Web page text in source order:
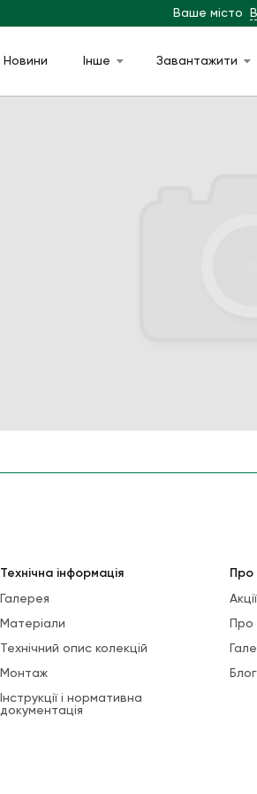
Ваше місто
Новини Інше Завантажити
Технічна інформація
Галерея
Матеріали
Технічний опис колекцій
Монтаж
Інструкції і нормативна
документація
Про
Акції
Про
Блог